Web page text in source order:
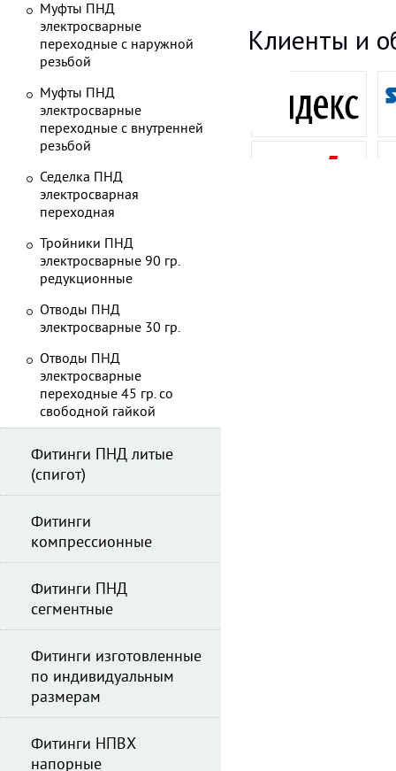
Клиенты и
Муфты ПНД
электросварные
переходные с наружной
резьбой
Муфты ПНД
электросварные
переходные с внутренней
резьбой
Седелка ПНД
электросварная
переходная
Тройники ПНД
электросварные 90 гр.
редукционные
Отводы ПНД
электросварные 30 гр.
Отводы ПНД
электросварные
переходные 45 гр. со
свободной гайкой
Фитинги ПНД литые
(спигот)
Фитинги
компрессионные
Фитинги ПНД
сегментные
Фитинги изготовленные
по индивидуальным
размерам
Фитинги НПВХ
напорные